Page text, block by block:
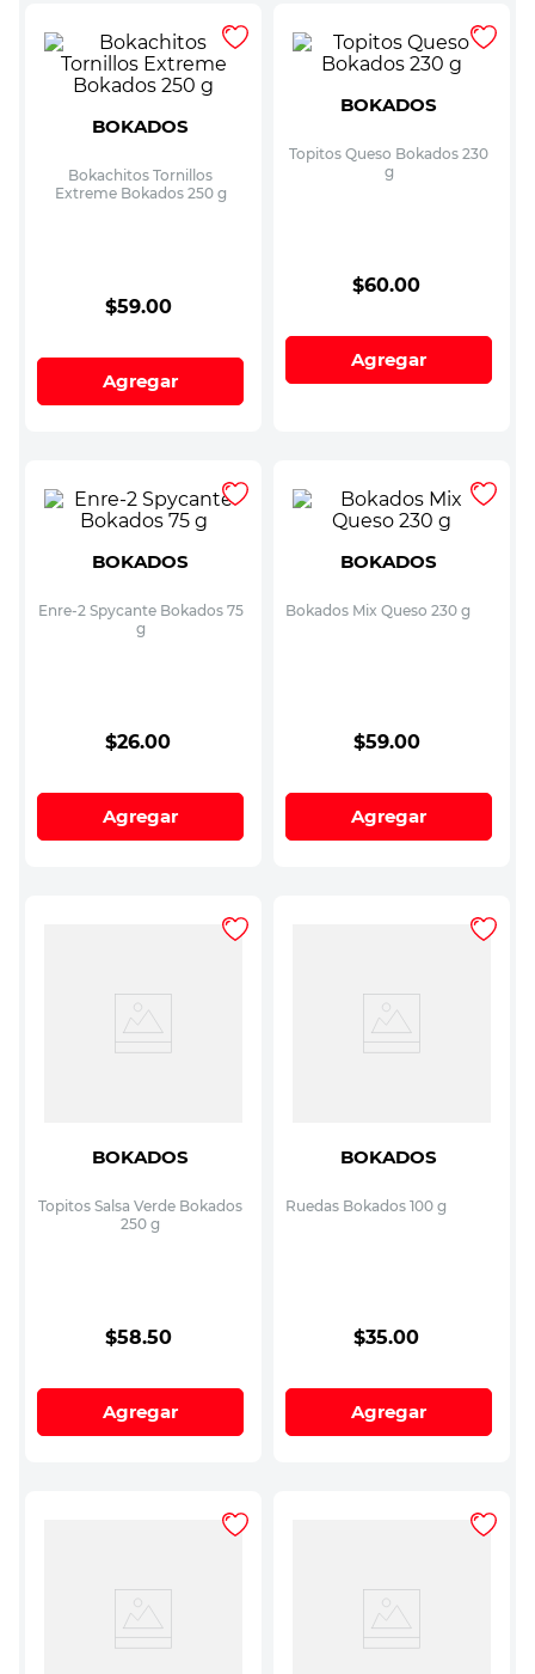
BOKADOS
Bokachitos Tornillos
Extreme Bokados 250 g
$59.00
Agregar
BOKADOS
Topitos Queso Bokados 230
g
$60.00
Agregar
BOKADOS
Enre-2 Spycante Bokados 75
g
$26.00
Agregar
BOKADOS
Bokados Mix Queso 230 g
$59.00
Agregar
BOKADOS
Topitos Salsa Verde Bokados
250 g
$58.50
Agregar
BOKADOS
Ruedas Bokados 100 g
$35.00
Agregar